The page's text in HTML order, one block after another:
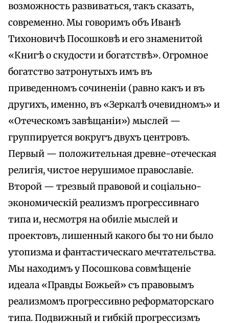
возможность развиваться, такъ сказать,
современно. Мы говоримъ объ Иванѣ
Тихоновичѣ Посошковѣ и его знаменитой
«Книгѣ о скудости и богатствѣ». Огромное
богатство затронутыхъ имъ въ
приведенномъ сочиненіи (равно какъ и въ
другихъ, именно, въ «Зеркалѣ очевидномъ» и
«Отеческомъ завѣщаніи») мыслей —
группируется вокругъ двухъ центровъ.
Первый — положительная древне-отеческая
религія, чистое нерушимое православіе.
Второй — трезвый правовой и соціально-
экономическій реализмъ прогрессивнаго
типа и, несмотря на обиліе мыслей и
проектовъ, лишенный какого бы то ни было
утопизма и фантастическаго мечтательства.
Мы находимъ у Посошкова совмѣщеніе
идеала «Правды Божьей» съ правовымъ
реализмомъ прогрессивно реформаторскаго
типа. Подвижный и гибкій прогрессизмъ